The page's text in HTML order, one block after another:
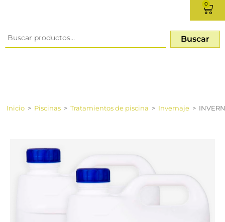
0
Buscar
Inicio > Piscinas > Tratamientos de piscina > Invernaje >